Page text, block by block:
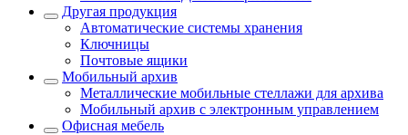
Другая продукция
Автоматические системы хранения
Ключницы
Почтовые ящики
Мобильный архив
Металлические мобильные стеллажи для архива
Мобильный архив с электронным управлением
Офисная мебель